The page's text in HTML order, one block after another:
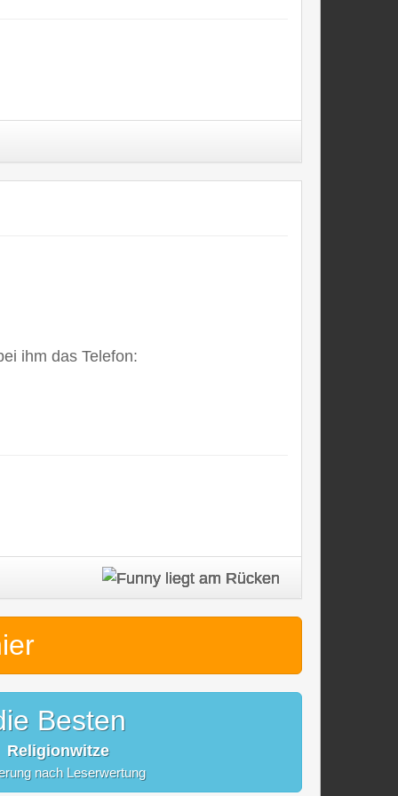
ihm das Telefon:
Besten
Religionwitze
nach Leserwertung